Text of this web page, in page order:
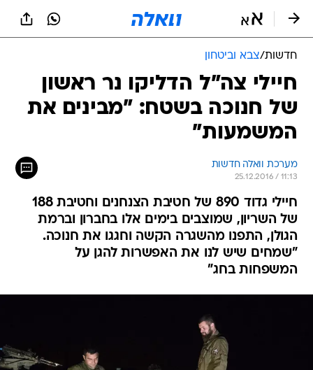
חדשות/צבא וביטחון
חיילי צה"ל הדליקו נר ראשון
של חנוכה בשטח: "מבינים את
המשמעות"
מערכת וואלה חדשות
25.12.2016 / 11:13
חיילי גדוד 890 של חטיבת הצנחנים וחטיבת 188
של השריון, שמוצבים בימים אלו בחברון וברמת
הגולן, התפנו מהשגרה הקשה וחגגו את חנוכה.
"שמחים שיש לנו את האפשרות להגן על
המשפחות בחג"